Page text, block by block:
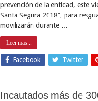
prevención de la entidad, este
Santa Segura 2018”, para
movilizarán durante …
Leer mas...
Facebook Twitter
Incautados más de